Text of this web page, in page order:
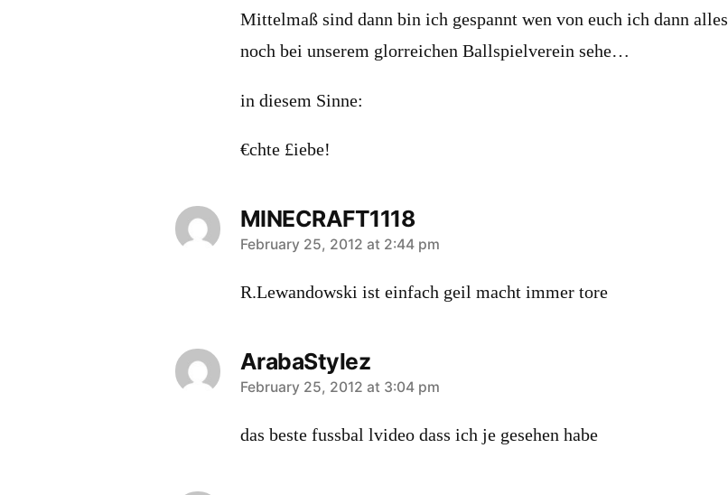
Mittelmaß sind dann bin ich gespannt wen von euch ich dann alles
noch bei unserem glorreichen Ballspielverein sehe…
in diesem Sinne:
€chte £iebe!
MINECRAFT1118
says:
February 25, 2012 at 2:44 pm
R.Lewandowski ist einfach geil macht immer tore
ArabaStylez
says:
February 25, 2012 at 3:04 pm
das beste fussbal lvideo dass ich je gesehen habe